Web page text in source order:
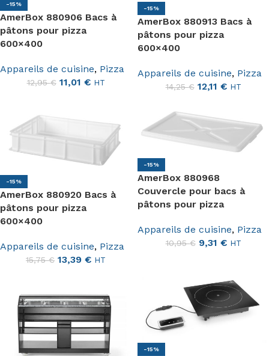
-15%
AmerBox 880906 Bacs à
pâtons pour pizza
600×400
Appareils de cuisine, Pizza
12,95€ 11,01 € HT
-15%
AmerBox 880913 Bacs à
pâtons pour pizza
600×400
Appareils de cuisine, Pizza
14,25€ 12,11 € HT
-15%
AmerBox 880920 Bacs à
pâtons pour pizza
600×400
Appareils de cuisine, Pizza
15,75€ 13,39 € HT
-15%
AmerBox 880968
Couvercle pour bacs à
pâtons pour pizza
Appareils de cuisine, Pizza
10,95€ 9,31 € HT
-15%